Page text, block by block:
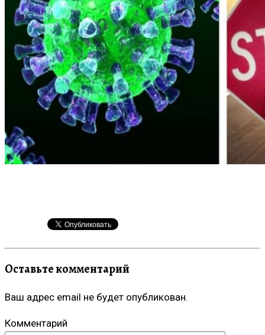
Оставьте комментарий
Ваш адрес email не будет опубликован.
Комментарий